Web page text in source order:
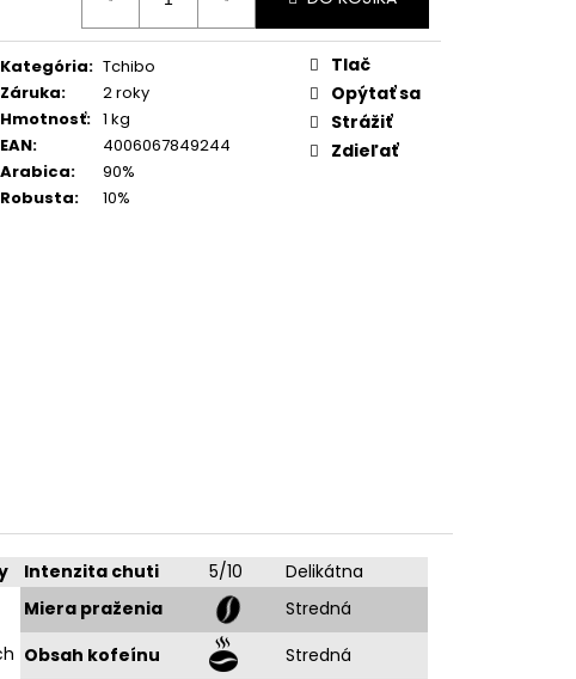
Kategória: Tchibo
Záruka:
2 roky
Hmotnosť: 1 kg
EAN:
4006067849244
Arabica:
90%
Robusta: 10%
Tlač
Opýtať sa
Strážiť
Zdieľať
Intenzita chuti 5/10
Delikátna
Miera praženia
Stredná
Obsah kofeínu
Stredná
SUPER CREMA PREMIUM
€19